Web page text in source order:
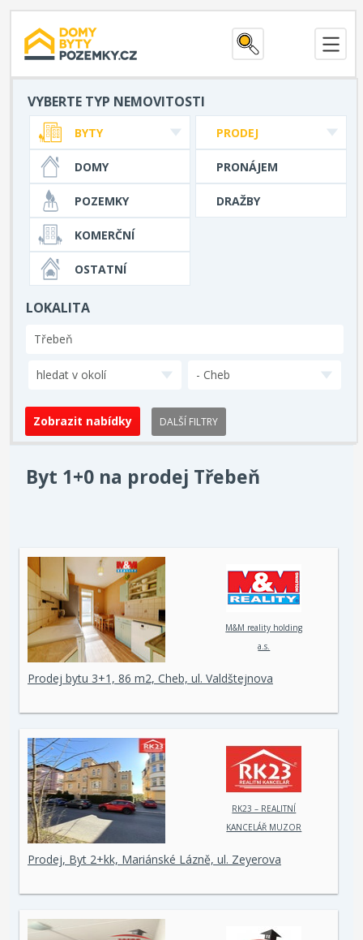
VYBERTE TYP NEMOVITOSTI
PRODEJ
PRONÁJEM
DRAŽBY
BYTY
DOMY
POZEMKY
KOMERČNÍ
OSTATNÍ
LOKALITA
hledat v okolí - Cheb
DALŠÍ FILTRY
Byt 1+0 na prodej Třebeň
M&M reality holding
a.s.
Prodej bytu 3+1, 86 m2, Cheb, ul. Valdštejnova
RK23 – REALITNÍ
KANCELÁŘ MUZOR
Prodej, Byt 2+kk, Mariánské Lázně, ul. Zeyerova